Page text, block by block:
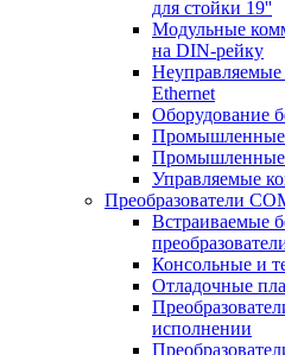
для стойки 19''
Модульные
на DIN-рейку
Ethernet
Оборудование
Промышленные
Промышленные
Управляемые
Преобразователи
Встраиваемые
Консольные и
Отладочные
исполнении